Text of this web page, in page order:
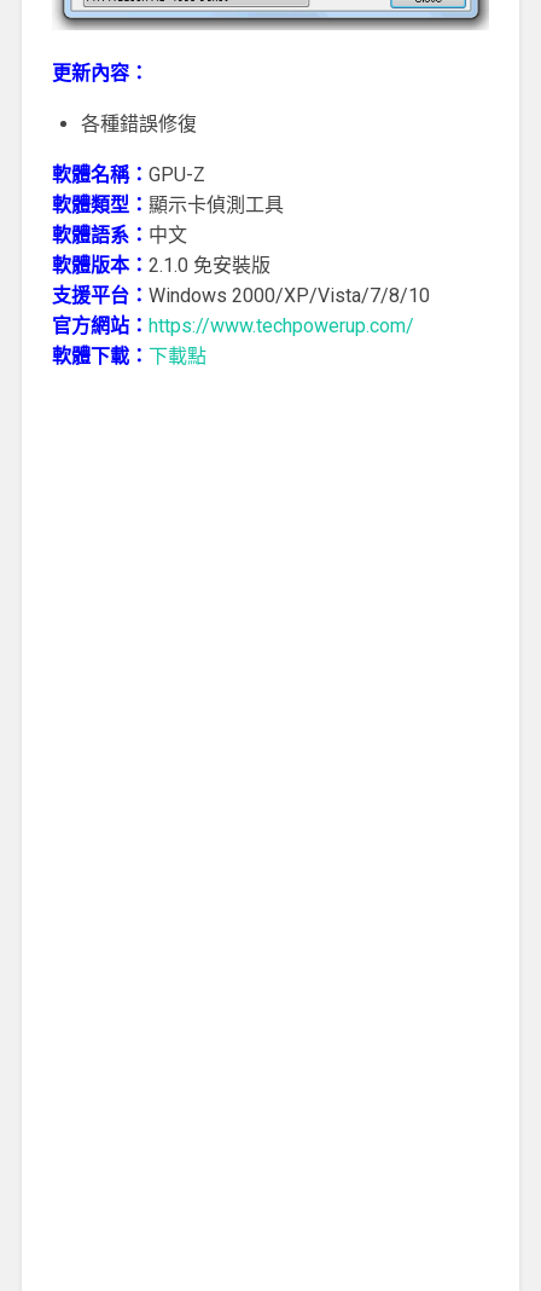
更新內容：
各種錯誤修復
軟體名稱： GPU-Z
軟體類型： 顯示卡偵測工具
軟體語系： 中文
軟體版本： 2.1.0 免安裝版
支援平台： Windows 2000/XP/Vista/7/8/10
官方網站： https://www.techpowerup.com/
軟體下載： 下載點